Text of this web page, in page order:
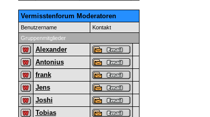
Vermisstenforum Moderatoren
Benutzername
Kontakt
Gruppenmitglieder
Alexander
Antonius
frank
Jens
Joshi
Tobias